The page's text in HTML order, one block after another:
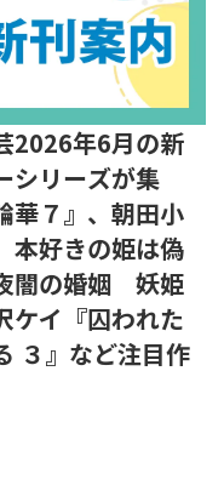
2026年6月の新
シリーズが集
７』、朝田小
好きの姫は偽
闇の婚姻 妖姫
ケイ『囚われた
３』など注目作